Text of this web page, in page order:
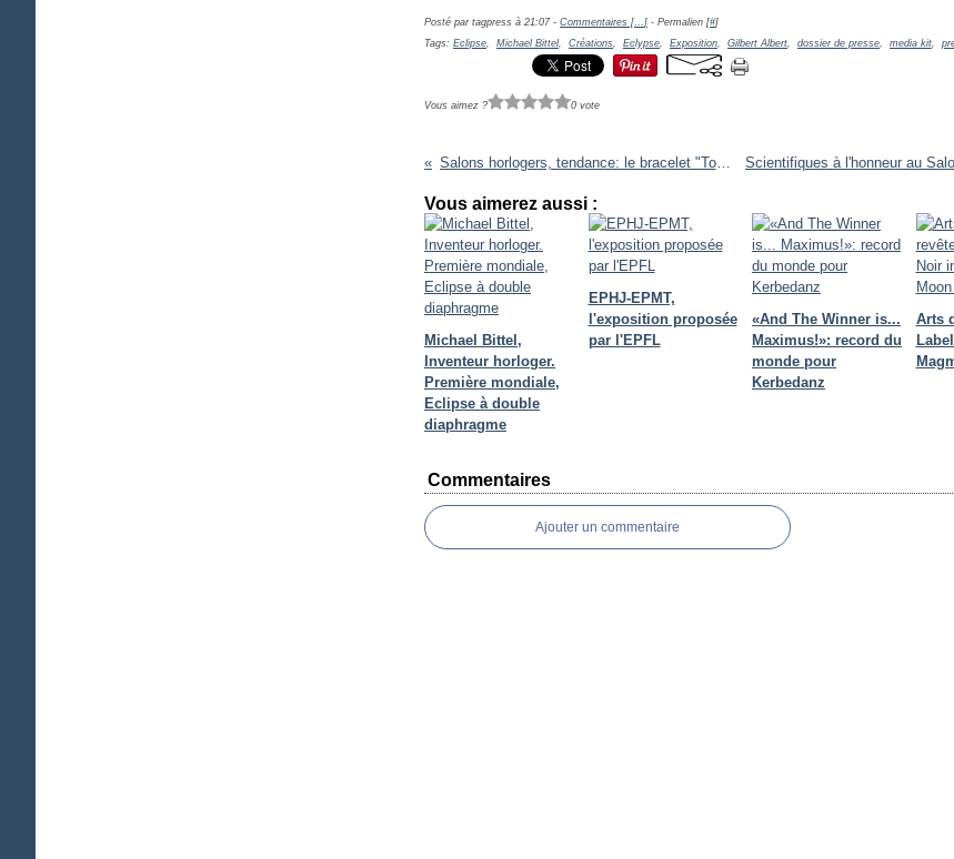
Posté par tagpress à 21:07 - Commentaires […] - Permalien [#]
Tags: Eclipse, Michael Bittel, Créations, Eclypse, Exposition, Gilbert Albert, dossier de presse, media kit,
Vous aimez ? 0 vote
Salons horlogers, tendance: le bracelet "Totally Worth It".
Vous aimerez aussi :
Michael Bittel,
Inventeur horloger.
Première mondiale,
Eclipse à double
diaphragme
EPHJ-EPMT,
l'exposition proposée
par l'EPFL
«And The Winner is...
Maximus!»: record du
monde pour
Kerbedanz
Arts
Commentaires
Ajouter un commentaire